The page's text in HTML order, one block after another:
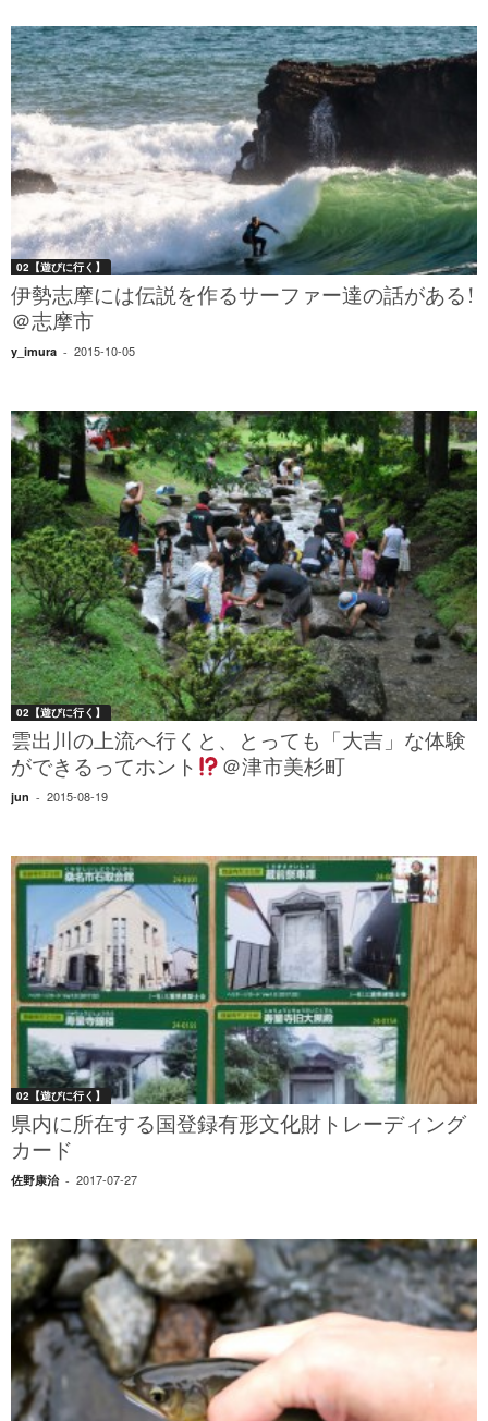
02【遊びに行く】
伊勢志摩には伝説を作るサーファー達の話がある!
＠志摩市
y_imura - 2015-10-05
02【遊びに行く】
雲出川の上流へ行くと、とっても「大吉」な体験
ができるってホント
＠津市美杉町
jun - 2015-08-19
02【遊びに行く】
県内に所在する国登録有形文化財トレーディング
カード
佐野康治 - 2017-07-27